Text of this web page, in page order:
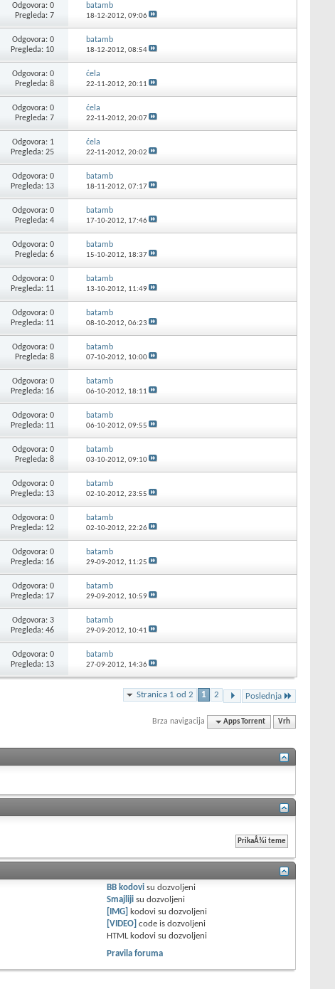
Odgovora: 0
Pregleda: 7
batamb
18-12-2012, 09:06
Odgovora: 0
Pregleda: 10
batamb
18-12-2012, 08:54
Odgovora: 0
Pregleda: 8
ćela
22-11-2012, 20:11
Odgovora: 0
Pregleda: 7
ćela
22-11-2012, 20:07
Odgovora: 1
Pregleda: 25
ćela
22-11-2012, 20:02
Odgovora: 0
Pregleda: 13
batamb
18-11-2012, 07:17
Odgovora: 0
Pregleda: 4
batamb
17-10-2012, 17:46
Odgovora: 0
Pregleda: 6
batamb
15-10-2012, 18:37
Odgovora: 0
Pregleda: 11
batamb
13-10-2012, 11:49
Odgovora: 0
Pregleda: 11
batamb
08-10-2012, 06:23
Odgovora: 0
Pregleda: 8
batamb
07-10-2012, 10:00
Odgovora: 0
Pregleda: 16
batamb
06-10-2012, 18:11
Odgovora: 0
Pregleda: 11
batamb
06-10-2012, 09:55
Odgovora: 0
Pregleda: 8
batamb
03-10-2012, 09:10
Odgovora: 0
Pregleda: 13
batamb
02-10-2012, 23:55
Odgovora: 0
Pregleda: 12
batamb
02-10-2012, 22:26
Odgovora: 0
Pregleda: 16
batamb
29-09-2012, 11:25
Odgovora: 0
Pregleda: 17
batamb
29-09-2012, 10:59
Odgovora: 3
Pregleda: 46
batamb
29-09-2012, 10:41
Odgovora: 0
Pregleda: 13
batamb
27-09-2012, 14:36
Stranica 1 od 2 1 2 Poslednja
Brza navigacija Apps Torrent Vrh
BB kodovi sudozvoljeni
Smajliji sudozvoljeni
[IMG] kodovi sudozvoljeni
[VIDEO] code isdozvoljeni
HTML kodovi sudozvoljeni
Pravila foruma